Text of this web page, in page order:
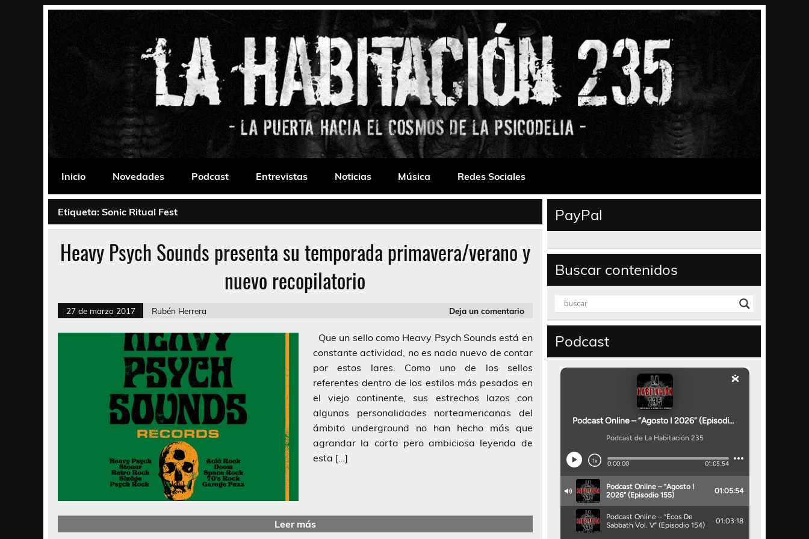
La Habitación 235
Inicio
Novedades Podcast Entrevistas Noticias Música Redes Sociales
Etiqueta: Sonic Ritual Fest
Heavy Psych Sounds presenta su temporada primavera/verano y
nuevo recopilatorio
27 de marzo 2017 Rubén Herrera Deja un comentario
Que un sello como Heavy Psych Sounds está en
constante actividad, no es nada nuevo de contar
por estos lares. Como uno de los sellos
referentes dentro de los estilos más pesados en
el viejo continente, sus estrechos lazos con
algunas personalidades norteamericanas del
ámbito underground no han hecho más que
agrandar la corta pero ambiciosa leyenda de
esta […]
Leer más
PayPal
Buscar contenidos
Podcast